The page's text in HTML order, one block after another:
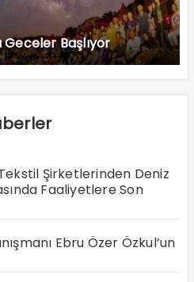
Geceler Başlıyor
Şirketlerinden Deniz
Faaliyetlere Son
Ebru Özer Özkul’un